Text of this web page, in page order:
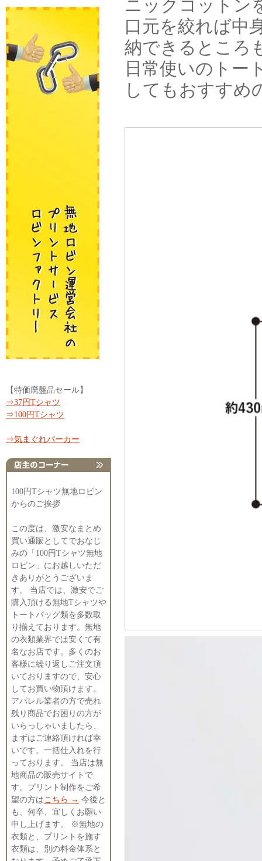
【特価廃盤品セール】
⇒37円Tシャツ
⇒100円Tシャツ
⇒気まぐれパーカー
100円Tシャツ無地ロビン
からのご挨拶
この度は、激安なまとめ
買い通販としてでおなじ
みの「100円Tシャツ無地
ロビン」にお越しいただ
きありがとうございま
す。 当店では、激安でご
購入頂ける無地Tシャツや
トートバッグ類を多数取
り揃えております。無地
の衣類業界では安くて有
名なお店です。多くのお
客様に繰り返しご注文頂
いておりますので、安心
してお買い物頂けます。
アパレル業者の方で売れ
残り商品でお困りの方が
いらっしゃいましたら、
まずはご連絡頂ければ幸
いです。一括仕入れを行
っております。 当店は無
地商品の販売サイトで
す。プリント制作をご希
望の方はこちら → 今後と
も、何卒、宜しくお願い
申し上げます。 ※無地の
衣類と、プリントを施す
衣類は、別の料金体系と
ニックコットン
口元を絞れば中
納できるところ
日常使いのトー
してもおすすめ